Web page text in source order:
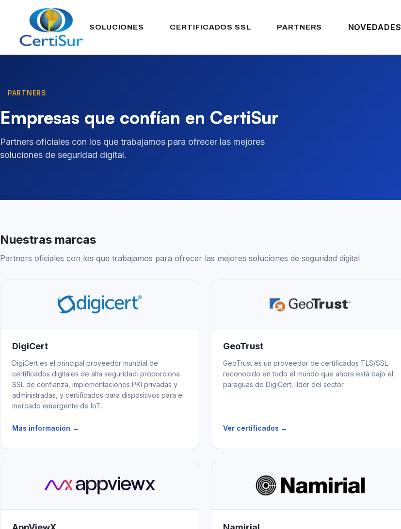
SOLUCIONES CERTIFICADOS SSL PARTNERS NOVEDADES
PARTNERS
Empresas que confían en CertiSur
Partners oficiales con los que trabajamos para ofrecer las mejores
soluciones de seguridad digital.
Nuestras marcas
Partners oficiales con los que trabajamos para ofrecer las mejores soluciones de seguridad digital
DigiCert
DigiCert es el principal proveedor mundial de
certificados digitales de alta seguridad: proporciona
SSL de confianza, implementaciones PKI privadas y
administradas, y certificados para dispositivos para el
mercado emergente de IoT.
Más información →
GeoTrust
GeoTrust es un proveedor de certificados TLS/SSL
reconocido en todo el mundo que ahora está bajo el
paraguas de DigiCert, líder del sector.
Ver certificados →